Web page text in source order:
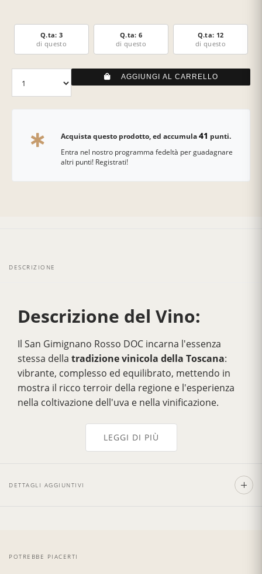
Q.ta: 3
di questo
Q.ta: 6
di questo
Q.ta: 12
di questo
AGGIUNGI AL CARRELLO
Acquista questo prodotto, ed accumula41 punti.
Entra nel nostro programma fedeltà per guadagnare
altri punti! Registrati!
DESCRIZIONE
Descrizione del Vino:
Il San Gimignano Rosso DOC incarna l'essenza
stessa della tradizione vinicola della Toscana:
vibrante, complesso ed equilibrato, mettendo in
mostra il ricco terroir della regione e l'esperienza
nella coltivazione dell'uva e nella vinificazione.
Il colore è un luminoso rosso rubino, con un aroma
ampio ed elegante. Ilsapore è denso, potente
presenta un notevole potenziale di
Gli abbinamenti ideali includono piatti di
personalità. Sono vini versatili che possono essere
LEGGI DI PIÙ
DETTAGLI AGGIUNTIVI
POTREBBE PIACERTI